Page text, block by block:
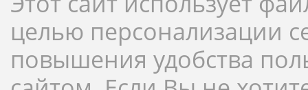
целью персонализации
повышения удобства